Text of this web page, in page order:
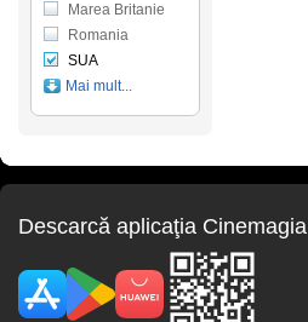
Marea Britanie
Romania
SUA
Mai mult...
Descarcă aplicaţia Cinemagia